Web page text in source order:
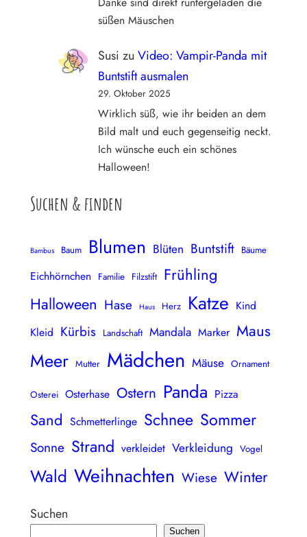
süßen Mäuschen
Susi zu Video: Vampir-Panda mit
Buntstift ausmalen
29. Oktober 2025
Wirklich süß, wie ihr beiden an dem
Bild malt und euch gegenseitig neckt.
Ich wünsche euch ein schönes
Halloween!
Suchen & finden
Bambus Baum Blumen Blüten Buntstift Bäume
Eichhörnchen Familie Filzstift Frühling
Halloween Hase Haus Herz Katze Kind
Kleid Kürbis Landschaft Mandala Marker Maus
Meer Mutter Mädchen Mäuse Ornament
Osterei Osterhase Ostern Panda Pizza
Sand Schmetterlinge Schnee Sommer
Sonne Strand verkleidet Verkleidung Vogel
Wald Weihnachten Wiese Winter
Suchen
Suchen